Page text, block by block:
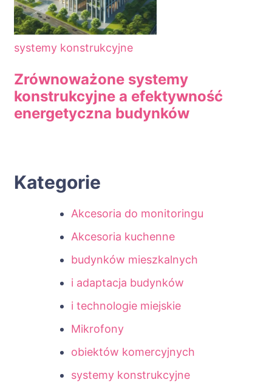
systemy konstrukcyjne
Zrównoważone systemy
konstrukcyjne a efektywność
energetyczna budynków
Kategorie
Akcesoria do monitoringu
Akcesoria kuchenne
budynków mieszkalnych
i adaptacja budynków
i technologie miejskie
Mikrofony
obiektów komercyjnych
systemy konstrukcyjne